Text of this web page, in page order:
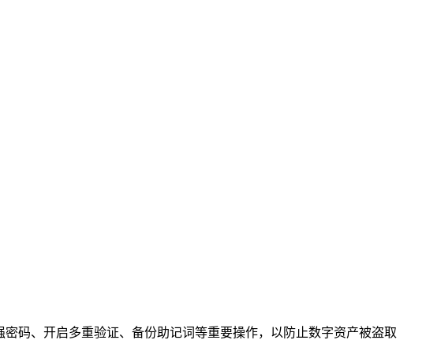
码、开启多重验证、备份助记词等重要操作，以防止数字资产被盗取